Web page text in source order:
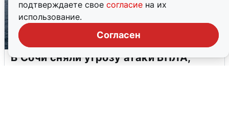
подтверждаете свое согласие на их
использование.
Согласен
В Сочи сняли угрозу атаки БПЛА,